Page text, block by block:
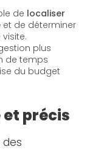
de localiser
et de déterminer
plus
de temps
du budget
précis